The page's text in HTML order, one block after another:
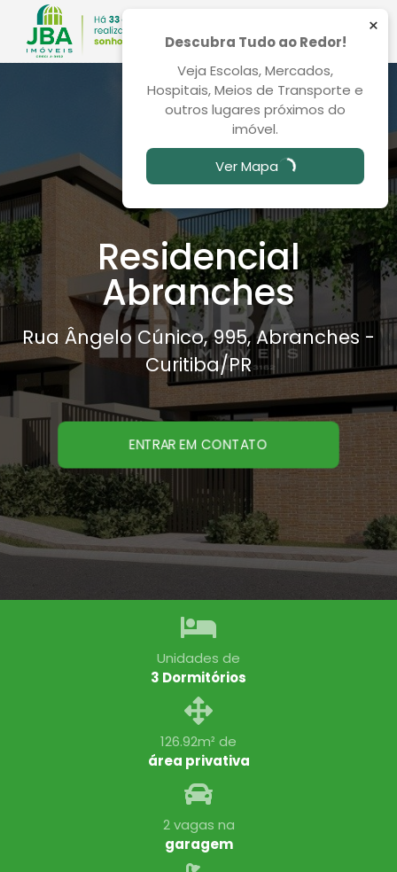
Residencial
Abranches
Rua Ângelo Cúnico, 995, Abranches -
Curitiba/PR
ENTRAR EM CONTATO
Unidades de
3 Dormitórios
126.92m² de
área privativa
2 vagas na
garagem
×
Descubra Tudo ao Redor!
Veja Escolas, Mercados,
Hospitais, Meios de Transporte e
outros lugares próximos do
imóvel.
Ver Mapa